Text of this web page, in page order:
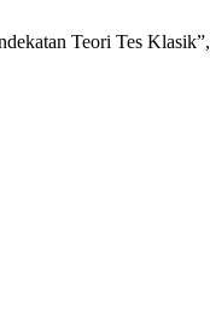
Teori Tes Klasik”,